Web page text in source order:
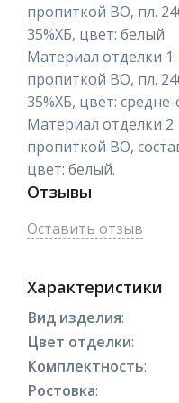
пропиткой ВО, пл.
35%ХБ, цвет: белый
Материал отделки 1:
пропиткой ВО, пл.
35%ХБ, цвет:
Материал отделки
пропиткой ВО,
цвет: белый.
Отзывы
Оставить отзыв
Характеристики
Вид изделия:
Цвет отделки:
Комплектность:
Ростовка: